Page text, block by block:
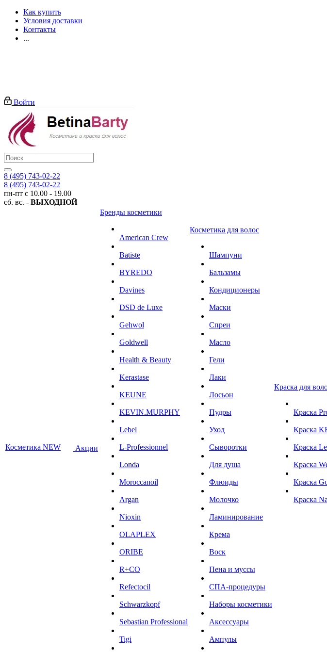
Как купить
Условия доставки
Контакты
...
Войти
8 (495) 743-02-22
8 (495) 743-02-22
пн-пт с 10.00 - 19.00
сб. вс. - ВЫХОДНОЙ
Косметика NEW Акции
Бренды косметики
American Crew
Batiste
BYREDO
Davines
DSD de Luxe
Gehwol
Goldwell
Health & Beauty
Kerastase
KEUNE
KEVIN.MURPHY
Lebel
L-Professionnel
Londa
Moroccanoil
Argan
Niохin
OLAPLEX
ORIBE
R+CO
Refectocil
Schwarzkopf
Sebastian Professional
Tigi
Косметика для волос
Шампуни
Бальзамы
Кондиционеры
Маски
Спреи
Масло
Гели
Лаки
Лосьон
Пудры
Уход
Сыворотки
Для душа
Флюиды
Молочко
Ламинирование
Крема
Воск
Пена и муссы
СПА-процедуры
Наборы косметики
Аксессуары
Ампулы
Краска для
Краска
Краска
Краска
Краска
Краска
Краска